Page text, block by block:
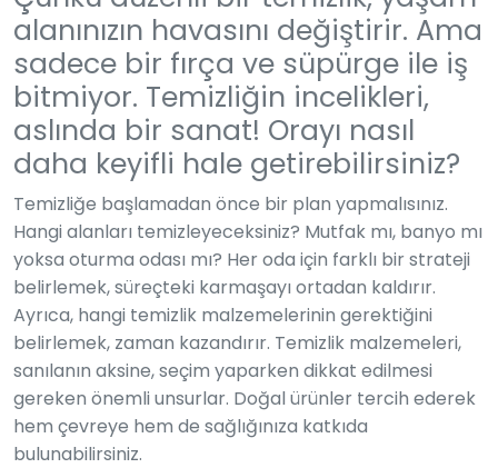
alanınızın havasını değiştirir. Ama
sadece bir fırça ve süpürge ile iş
bitmiyor. Temizliğin incelikleri,
aslında bir sanat! Orayı nasıl
daha keyifli hale getirebilirsiniz?
Temizliğe başlamadan önce bir plan yapmalısınız.
Hangi alanları temizleyeceksiniz? Mutfak mı, banyo mı
yoksa oturma odası mı? Her oda için farklı bir strateji
belirlemek, süreçteki karmaşayı ortadan kaldırır.
Ayrıca, hangi temizlik malzemelerinin gerektiğini
belirlemek, zaman kazandırır. Temizlik malzemeleri,
sanılanın aksine, seçim yaparken dikkat edilmesi
gereken önemli unsurlar. Doğal ürünler tercih ederek
hem çevreye hem de sağlığınıza katkıda
bulunabilirsiniz.